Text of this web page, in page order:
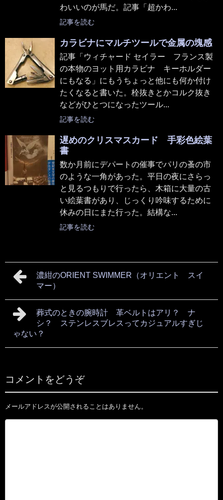
わいいのが馬だ。記事「超かわ...
記事を読む
カラビナにマルチツールで金属の塊感
記事「ウィチャード セイラー フランス製
の本物のヨット用カラビナ キーホルダー
にもなる」にもうちょっと他にも何か付け
たくなると書いた。栓抜きとかコルク抜き
などがひとつになったツール...
記事を読む
遅めのクリスマスカード 手彩色絵葉
書
数か月前にデパートの催事でパリの蚤の市
のような一角があった。平日の夜にさらっ
と見るつもりで行ったら、木箱に大量の古
い絵葉書があり、じっくり吟味するために
休みの日にまた行った。結構な...
記事を読む
濃紺のORIENT SWIMMER（オリエント スイ
マー）
葬式のときの腕時計 革ベルトはアリ？ ナ
シ？ ステンレスブレスってカジュアルすぎじ
ゃない？
コメントをどうぞ
メールアドレスが公開されることはありません。